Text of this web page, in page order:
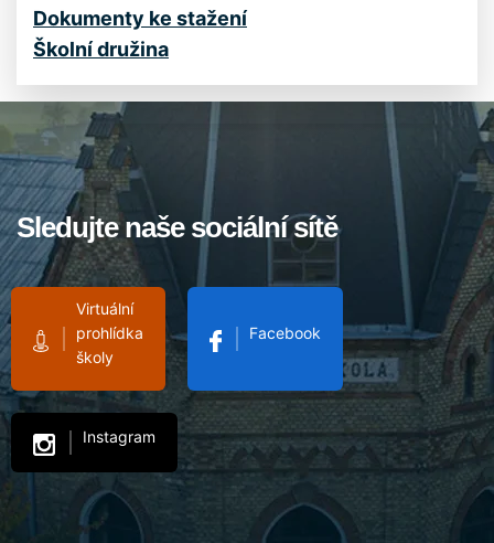
Dokumenty ke stažení
Školní družina
Sledujte naše sociální sítě
Virtuální
prohlídka
školy
Facebook
Instagram